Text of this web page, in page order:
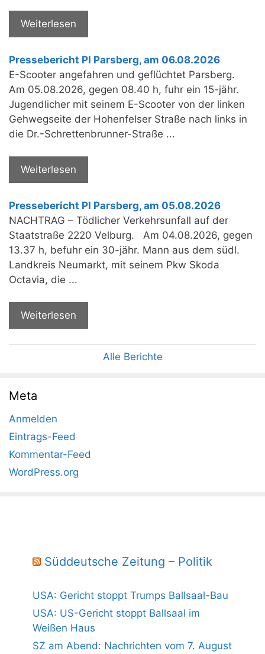
Weiterlesen
Pressebericht PI Parsberg, am 06.08.2026
E-Scooter angefahren und geflüchtet Parsberg.
Am 05.08.2026, gegen 08.40 h, fuhr ein 15-jähr.
Jugendlicher mit seinem E-Scooter von der linken
Gehwegseite der Hohenfelser Straße nach links in
die Dr.-Schrettenbrunner-Straße ...
Weiterlesen
Pressebericht PI Parsberg, am 05.08.2026
NACHTRAG – Tödlicher Verkehrsunfall auf der
Staatstraße 2220 Velburg. Am 04.08.2026, gegen
13.37 h, befuhr ein 30-jähr. Mann aus dem südl.
Landkreis Neumarkt, mit seinem Pkw Skoda
Octavia, die ...
Weiterlesen
Alle Berichte
Meta
Anmelden
Eintrags-Feed
Kommentar-Feed
WordPress.org
Süddeutsche Zeitung – Politik
USA: Gericht stoppt Trumps Ballsaal-Bau
USA: US-Gericht stoppt Ballsaal im
Weißen Haus
SZ am Abend: Nachrichten vom 7. August